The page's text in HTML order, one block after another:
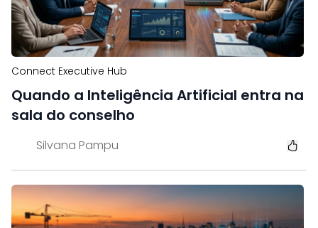
Connect Executive Hub
Quando a Inteligência Artificial entra na
sala do conselho
Silvana Pampu